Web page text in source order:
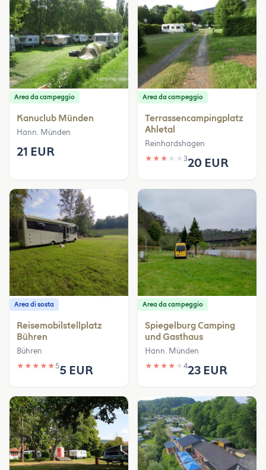
Area da campeggio
Kanuclub Münden
Hann. Münden
21 EUR
Area da campeggio
Terrassencampingplatz
Ahletal
Reinhardshagen
★ ★ ★ ★ ★ 320 EUR
Area di sosta
Reisemobilstellplatz
Bühren
Bühren
★ ★ ★ ★ ★55 EUR
Area da campeggio
Spiegelburg Camping
und Gasthaus
Hann. Münden
★ ★ ★ ★ ★ 423 EUR